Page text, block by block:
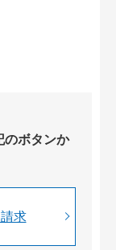
のボタンか
求